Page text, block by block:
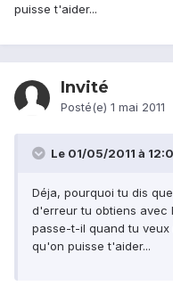
puisse t'aider...
Invité
Posté(e) 1 mai 2011
Le 01/05/2011 à
Déja, pourquoi tu dis
d'erreur tu obtiens avec
passe-t-il quand tu veux
qu'on puisse t'aider...